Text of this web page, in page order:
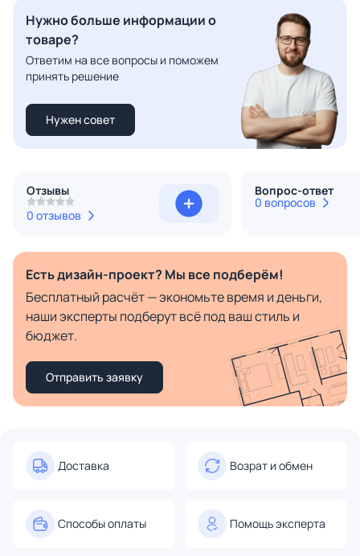
Нужно больше информации о
товаре?
Ответим на все вопросы и поможем
принять решение
Нужен совет
Отзывы
0 отзывов
Вопрос-ответ
0 вопросов
Есть дизайн-проект? Мы все подберём!
Бесплатный расчёт — экономьте время и деньги,
наши эксперты подберут всё под ваш стиль и
бюджет.
Отправить заявку
Доставка Возрат и обмен
Способы оплаты Помощь эксперта